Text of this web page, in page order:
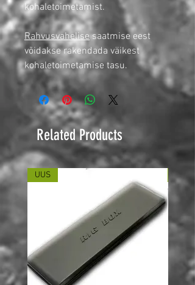
kohaletoimetamist.
Rahvusvahelisesaatmise eest
võidakse rakendada väikest
kohaletoimetamise tasu.
Related Products
UUS UUS